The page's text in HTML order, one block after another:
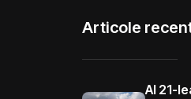
Articole
Al 21-